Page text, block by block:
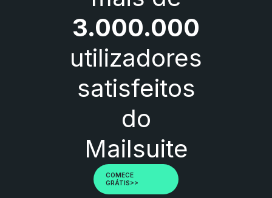
3.000.000
utilizadores
satisfeitos
do
Mailsuite
COMECE
GRÁTIS>>